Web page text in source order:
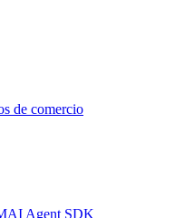
de comercio
AI Agent SDK